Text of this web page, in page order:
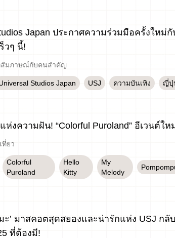
Japan ประกาศความร่วมมือครั้งใหม่
วๆ นี้!
มภาษณ์กับคนสำคัญ
Studios Japan USJ ความบันเทิง ญี่ปุ่
ห่งความฝัน! “Colorful Puroland” อีเวนต์
ที่ยว
Colorful
Puroland
Hello
Kitty
My
Melody
ะ’ มาสคอตสุดสยองและน่ารักแห่ง USJ ก
ที่ต้องมี!